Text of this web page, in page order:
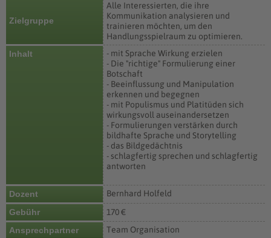
Zielgruppe
Alle Interessierten, die ihre
Kommunikation analysieren und
trainieren möchten, um den
Handlungsspielraum zu optimieren.
Inhalt
- mit Sprache Wirkung erzielen
- Die "richtige" Formulierung einer
Botschaft
- Beeinflussung und Manipulation
erkennen und begegnen
- mit Populismus und Platitüden sich
wirkungsvoll auseinandersetzen
- Formulierungen verstärken durch
bildhafte Sprache und Storytelling
- das Bildgedächtnis
- schlagfertig sprechen und schlagfertig
antworten
Dozent
Bernhard Holfeld
Gebühr
170 €
Ansprechpartner
Team Organisation